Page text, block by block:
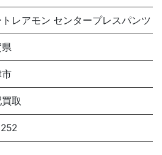
トレアモン センタープレスパンツ
市
取